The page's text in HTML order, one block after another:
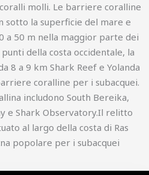
molli. Le barriere coralline
sotto la superficie del mare e
a 50 m nella maggior parte dei
della costa occidentale, la
8 a 9 km Shark Reef e Yolanda
coralline per i subacquei.
includono South Bereika,
e Shark Observatory.Il relitto
al largo della costa di Ras
popolare per i subacquei